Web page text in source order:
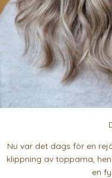
Nu var det dags för en
klippning av topparna,
en